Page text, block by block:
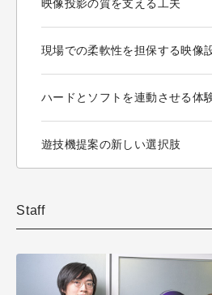
映像投影の質を支える工夫
現場での柔軟性を担保する映像
ハードとソフトを連動させる体
遊技機提案の新しい選択肢
Staff